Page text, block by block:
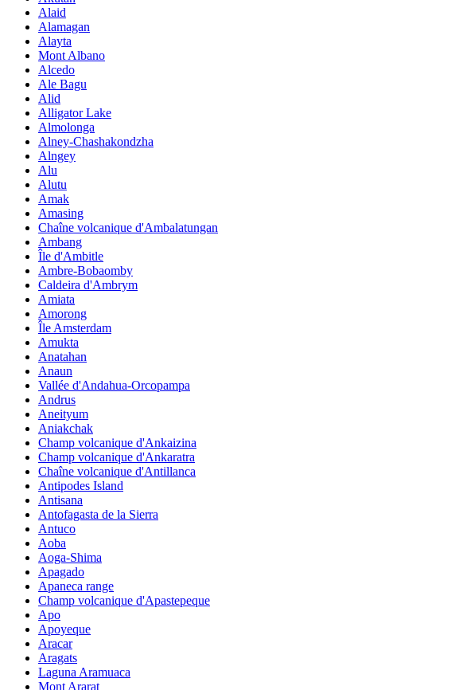
Alaid
Alamagan
Alayta
Mont Albano
Alcedo
Ale Bagu
Alid
Alligator Lake
Almolonga
Alney-Chashakondzha
Alngey
Alu
Alutu
Amak
Amasing
Chaîne volcanique d'Ambalatungan
Ambang
Île d'Ambitle
Ambre-Bobaomby
Caldeira d'Ambrym
Amiata
Amorong
Île Amsterdam
Amukta
Anatahan
Anaun
Vallée d'Andahua-Orcopampa
Andrus
Aneityum
Aniakchak
Champ volcanique d'Ankaizina
Champ volcanique d'Ankaratra
Chaîne volcanique d'Antillanca
Antipodes Island
Antisana
Antofagasta de la Sierra
Antuco
Aoba
Aoga-Shima
Apagado
Apaneca range
Champ volcanique d'Apastepeque
Apo
Apoyeque
Aracar
Aragats
Laguna Aramuaca
Mont Ararat